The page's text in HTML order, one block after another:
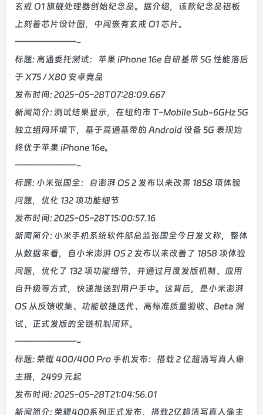
玄戒 O1 旗舰处理器创始纪念品。据介绍，该款纪念品铝板
上刻着芯片设计图，中间嵌有玄戒 O1 芯片。
———————-
标题: 高通委托测试：苹果 iPhone 16e 自研基带 5G 性能落后
于 X75 / X80 安卓竞品
发布时间: 2025-05-28T07:28:09.667
新闻简介: 测试结果显示，在纽约市 T-Mobile Sub-6GHz 5G
独立组网环境下，基于高通基带的 Android 设备 5G 表现始
终优于苹果 iPhone 16e。
———————-
标题: 小米张国全：自澎湃 OS 2 发布以来改善 1858 项体验
问题，优化 132 项功能细节
发布时间: 2025-05-28T15:00:57.16
新闻简介: 小米手机系统软件部总监张国全今日发文称，整体
从数据来看，自小米澎湃 OS 2 发布以来改善了 1858 项体验
问题，优化了 132 项功能细节，并通过月度发版机制、应用
自升级等方式，快速推送到用户手中。这背后，是小米澎湃
OS 从反馈收集、功能敏捷迭代、高标准质量验收、Beta 测
试、正式发版的全链机制闭环。
———————-
标题: 荣耀 400/400 Pro 手机发布：搭载 2 亿超清写真人像
主摄，2499 元起
发布时间: 2025-05-28T21:04:56.01
新闻简介: 荣耀400系列正式发布，搭载2亿超清写真人像主